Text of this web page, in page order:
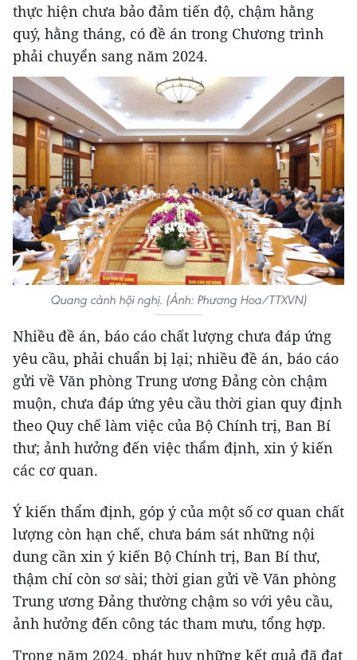
thực hiện chưa bảo đảm tiến độ, chậm hằng
quý, hằng tháng, có đề án trong Chương trình
phải chuyển sang năm 2024.
Quang cảnh hội nghị. (Ảnh: Phương Hoa/TTXVN)
Nhiều đề án, báo cáo chất lượng chưa đáp ứng
yêu cầu, phải chuẩn bị lại; nhiều đề án, báo cáo
gửi về Văn phòng Trung ương Đảng còn chậm
muộn, chưa đáp ứng yêu cầu thời gian quy định
theo Quy chế làm việc của Bộ Chính trị, Ban Bí
thư; ảnh hưởng đến việc thẩm định, xin ý kiến
các cơ quan.
Ý kiến thẩm định, góp ý của một số cơ quan chất
lượng còn hạn chế, chưa bám sát những nội
dung cần xin ý kiến Bộ Chính trị, Ban Bí thư,
thậm chí còn sơ sài; thời gian gửi về Văn phòng
Trung ương Đảng thường chậm so với yêu cầu,
ảnh hưởng đến công tác tham mưu, tổng hợp.
Trong năm 2024, phát huy những kết quả đã đạt